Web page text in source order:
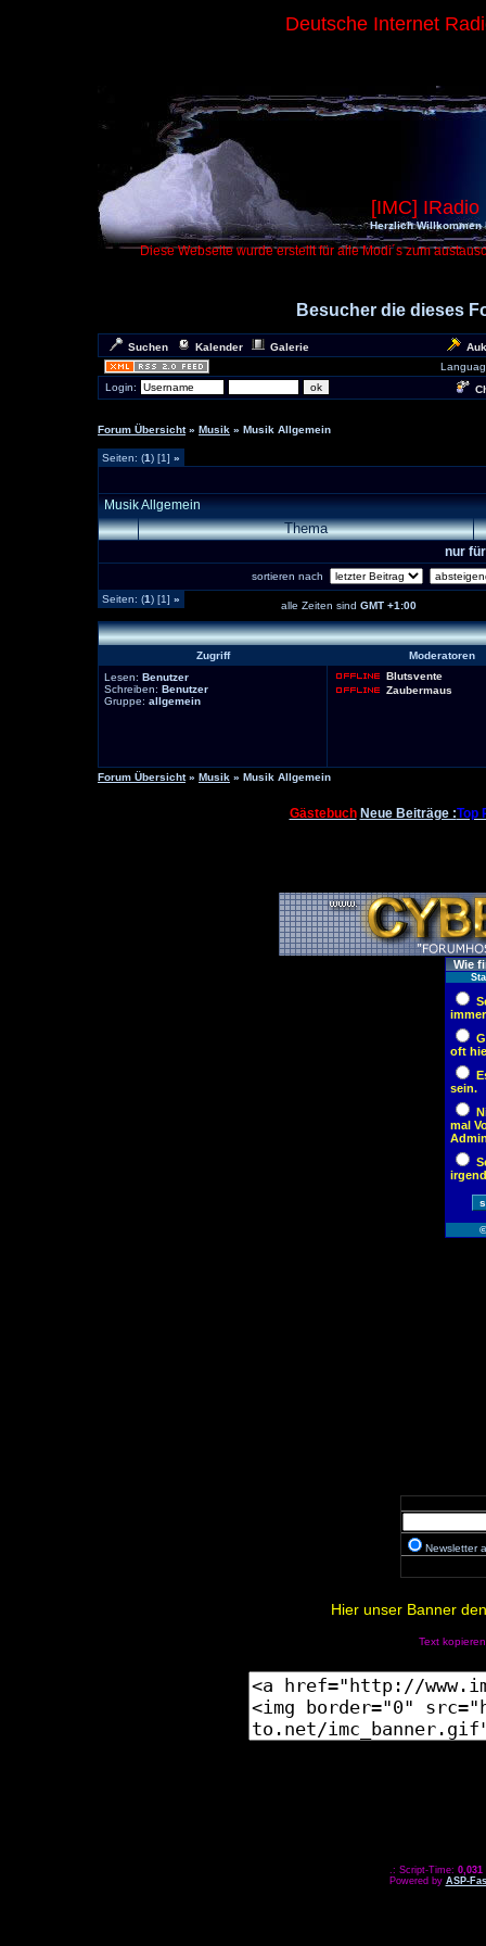
Deutsche Internet
[IMC]
Herzlich Willkommen
Diese Webseite wurde erstellt für alle Modi´s zum
Besucher die dieses
Suchen Kalender Galerie
Login:
Forum Übersicht » Musik » Musik Allgemein
Seiten: (1) [1] »
Musik Allgemein
Thema
nur
sortieren nach
Seiten: (1) [1] »
alle Zeiten sind GMT +1:00
Zugriff
Moderatoren
Lesen: Benutzer
Schreiben: Benutzer
Gruppe: allgemein
Blutsvente
Zaubermaus
Forum Übersicht » Musik » Musik Allgemein
Gästebuch Neue Beiträge :Top
Newsletter
Hier unser Banner
Text
.: Script-Time: 0,031
Powered by ASP-